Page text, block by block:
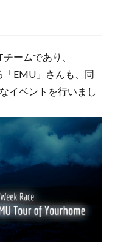
ームであり、
EMU」さんも、同
イベントを行いまし